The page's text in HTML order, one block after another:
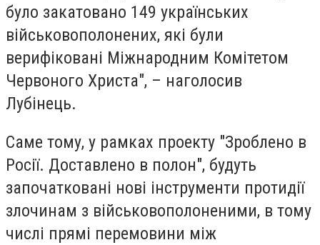
було закатовано 149 українських
військовополонених, які були
верифіковані Міжнародним Комітетом
Червоного Христа", – наголосив
Лубінець.
Саме тому, у рамках проекту "Зроблено в
Росії. Доставлено в полон", будуть
започатковані нові інструменти протидії
злочинам з військовополоненими, в тому
числі прямі перемовини між